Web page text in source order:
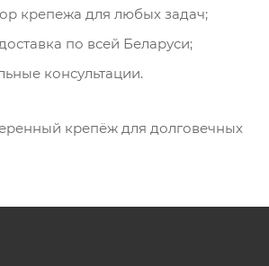
крепежа для любых задач;
по всей Беларуси;
консультации.
крепёж для долговечных